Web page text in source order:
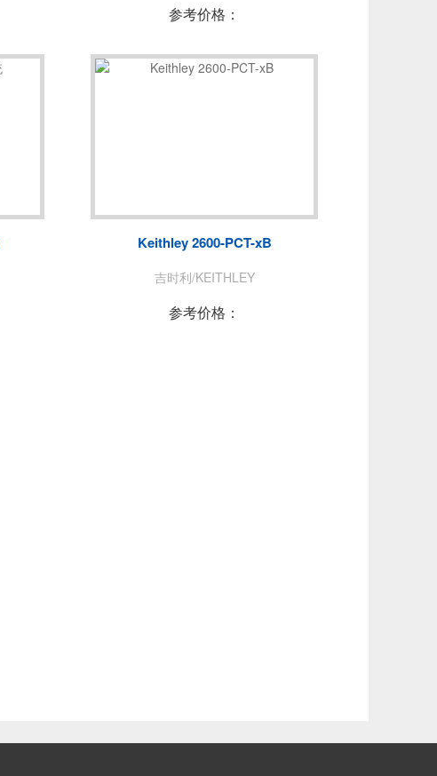
参考价格：
Keithley 2600-PCT-xB
吉时利/KEITHLEY
参考价格：